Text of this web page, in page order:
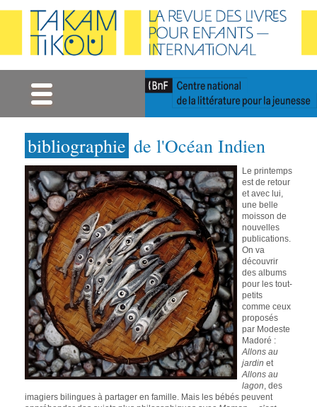
bibliographie de l'Océan Indien
Le printemps
est de retour
et avec lui,
une belle
moisson de
nouvelles
publications.
On va
découvrir
des albums
pour les tout-
petits
comme ceux
proposés
par Modeste
Madoré :
Allons au
jardin et
Allons au
lagon, des
imagiers bilingues à partager en famille. Mais les bébés peuvent